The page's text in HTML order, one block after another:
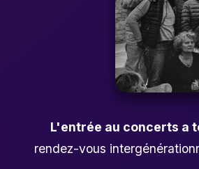
L'entrée au concerts a
rendez-vous